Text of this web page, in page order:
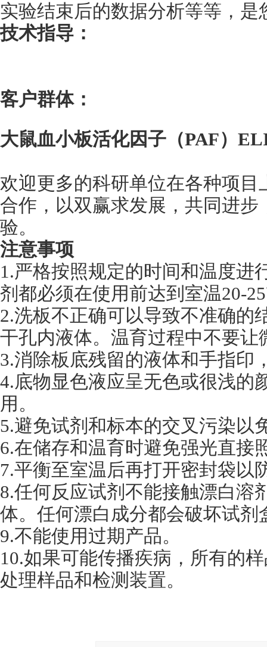
实验结束后的数据分析等等，是
技术指导：
客户群体：
大鼠血小板活化因子（PAF）
欢迎更多的科研单位在各种项
合作，以双赢求发展，共同进
验。
注意事项
1.严格按照规定的时间和温度进
剂都必须在使用前达到室温20-
2.洗板不正确可以导致不准确的
干孔内液体。温育过程中不要让
3.消除板底残留的液体和手指印
4.底物显色液应呈无色或很浅的
用。
5.避免试剂和标本的交叉污染以
6.在储存和温育时避免强光直接
7.平衡至室温后再打开密封袋以
8.任何反应试剂不能接触漂白溶
体。任何漂白成分都会破坏试
9.不能使用过期产品。
10.如果可能传播疾病，所有的
处理样品和检测装置。